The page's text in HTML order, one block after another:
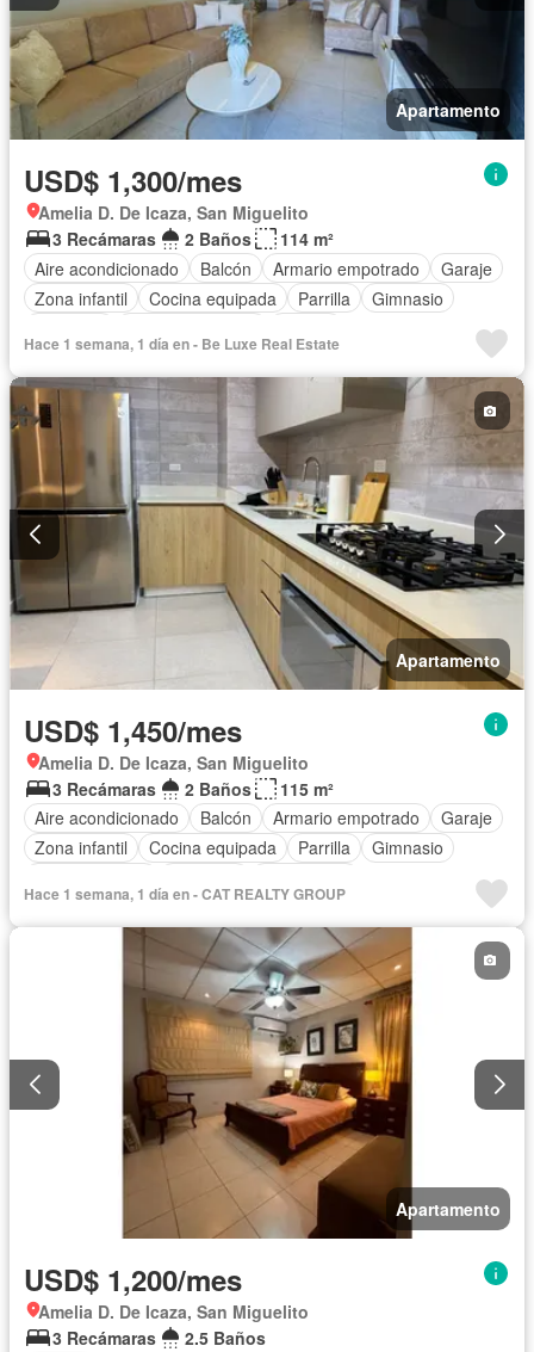
Apartamento
USD$ 1,300/mes
Amelia D. De Icaza, San Miguelito
3 Recámaras
2 Baños
114 m²
Aire acondicionado
Balcón Armario empotrado
Garaje
Zona infantil
Cocina equipada Parrilla
Gimnasio
Hace 1 semana, 1 día en - Be Luxe Real Estate
Apartamento
USD$ 1,450/mes
Amelia D. De Icaza, San Miguelito
3 Recámaras
2 Baños
115 m²
Aire acondicionado
Balcón Armario empotrado
Garaje
Zona infantil
Cocina equipada Parrilla
Gimnasio
Vista panorámica
Seguridad Cuarto de servicio Piscina
Hace 1 semana, 1 día en - CAT REALTY GROUP
Apartamento
USD$ 1,200/mes
Amelia D. De Icaza, San Miguelito
3 Recámaras
2.5 Baños